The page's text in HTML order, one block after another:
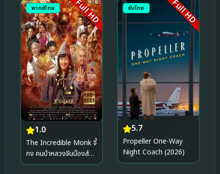
พากย์ไทย Full HD
1.0
The Incredible Monk จี้
กง คนบ้าหลวงจีนบ๊องส์
ภาค 1 (2018)
ซับไทย Full HD
5.7
Propeller One-Way
Night Coach (2026)